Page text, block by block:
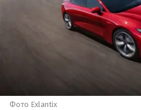
Фото Exlantix